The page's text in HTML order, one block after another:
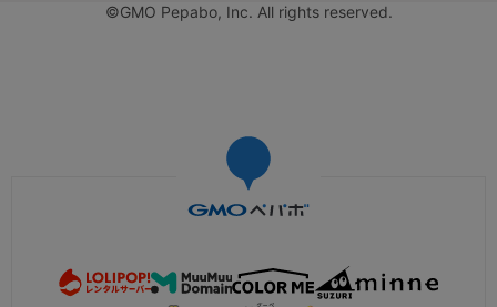
©GMO Pepabo, Inc. All rights reserved.